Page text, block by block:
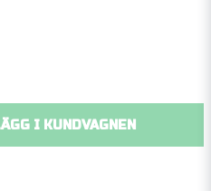
I KUNDVAGNEN